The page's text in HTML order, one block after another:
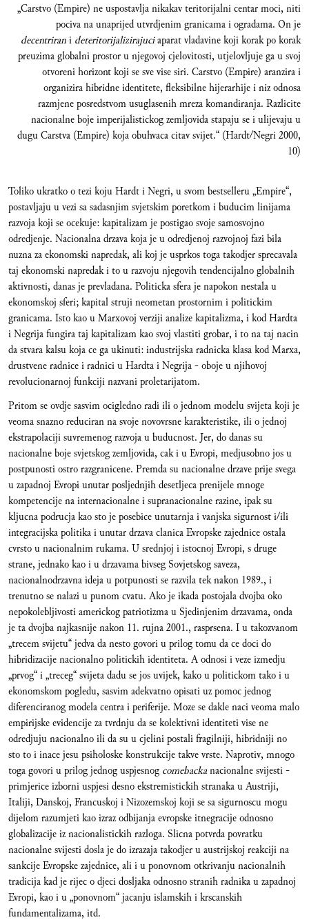
„Carstvo (Empire) ne uspostavlja nikakav teritorijalni centar moci, niti
pociva na unaprijed utvrdjenim granicama i ogradama. On je
decentrirani deteritorijalizirajuciaparat vladavine koji korak po korak
preuzima globalni prostor u njegovoj cjelovitosti, utjelovljuje ga u svoj
otvoreni horizont koji se sve vise siri. Carstvo (Empire) aranzira i
organizira hibridne identitete, fleksibilne hijerarhije i niz odnosa
razmjene posredstvom usuglasenih mreza komandiranja. Razlicite
nacionalne boje imperijalistickog zemljovida stapaju se i ulijevaju u
dugu Carstva (Empire) koja obuhvaca citav svijet.“ (Hardt/Negri 2000,
10)
Toliko ukratko o tezi koju Hardt i Negri, u svom bestselleru „Empire“,
postavljaju u vezi sa sadasnjim svjetskim poretkom i buducim linijama
razvoja koji se ocekuje: kapitalizam je postigao svoje samosvojno
odredjenje. Nacionalna drzava koja je u odredjenoj razvojnoj fazi bila
nuzna za ekonomski napredak, ali koj je usprkos toga takodjer sprecavala
taj ekonomski napredak i to u razvoju njegovih tendencijalno globalnih
aktivnosti, danas je prevladana. Politicka sfera je napokon nestala u
ekonomskoj sferi; kapital struji neometan prostornim i politickim
granicama. Isto kao u Marxovoj verziji analize kapitalizma, i kod Hardta
i Negrija fungira taj kapitalizam kao svoj vlastiti grobar, i to na taj nacin
da stvara kalsu koja ce ga ukinuti: industrijska radnicka klasa kod Marxa,
drustvene radnice i radnici u Hardta i Negrija - oboje u njihovoj
revolucionarnoj funkciji nazvani proletarijatom.
Pritom se ovdje sasvim ocigledno radi ili o jednom modelu svijeta koji je
veoma snazno reduciran na svoje novovrsne karakteristike, ili o jednoj
ekstrapolaciji suvremenog razvoja u buducnost. Jer, do danas su
nacionalne boje svjetskog zemljovida, cak i u Evropi, medjusobno jos u
postpunosti ostro razgranicene. Premda su nacionalne drzave prije svega
u zapadnoj Evropi unutar posljednjih desetljeca prenijele mnoge
kompetencije na internacionalne i supranacionalne razine, ipak su
kljucna podrucja kao sto je posebice unutarnja i vanjska sigurnost i/ili
integracijska politika i unutar drzava clanica Evropske zajednice ostala
cvrsto u nacionalnim rukama. U srednjoj i istocnoj Evropi, s druge
strane, jednako kao i u drzavama bivseg Sovjetskog saveza,
nacionalnodrzavna ideja u potpunosti se razvila tek nakon 1989., i
trenutno se nalazi u punom cvatu. Ako je ikada postojala dvojba oko
nepokolebljivosti americkog patriotizma u Sjedinjenim drzavama, onda
je ta dvojba najkasnije nakon 11. rujna 2001., rasprsena. I u takozvanom
„trecem svijetu“ jedva da nesto govori u prilog tomu da ce doci do
hibridizacije nacionalno politickih identiteta. A odnosi i veze izmedju
„prvog“ i „treceg“ svijeta dadu se jos uvijek, kako u politickom tako i u
ekonomskom pogledu, sasvim adekvatno opisati uz pomoc jednog
diferenciranog modela centra i periferije. Moze se dakle naci veoma malo
empirijske evidencije za tvrdnju da se kolektivni identiteti vise ne
odredjuju nacionalno ili da su u cjelini postali fragilniji, hibridniji no
sto to i inace jesu psiholoske konstrukcije takve vrste. Naprotiv, mnogo
toga govori u prilog jednog uspjesnog comebackanacionalne svijesti -
primjerice izborni uspjesi desno ekstremistickih stranaka u Austriji,
Italiji, Danskoj, Francuskoj i Nizozemskoj koji se sa sigurnoscu mogu
dijelom razumjeti kao izraz odbijanja evropske itnegracije odnosno
globalizacije iz nacionalistickih razloga. Slicna potvrda povratku
nacionalne svijesti dosla je do izrazaja takodjer u austrijskoj reakciji na
sankcije Evropske zajednice, ali i u ponovnom otkrivanju nacionalnih
tradicija kad je rijec o djeci dosljaka odnosno stranih radnika u zapadnoj
Evropi, kao i u „ponovnom“ jacanju islamskih i krscanskih
fundamentalizama, itd.